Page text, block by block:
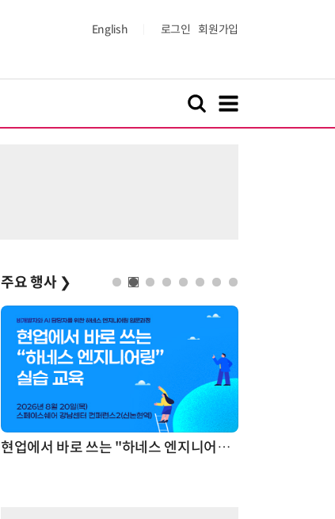
English 로그인 회원가입
주요 행사 ❯
현업에서 바로 쓰는 "하네스 엔지니어링" 실습 교육